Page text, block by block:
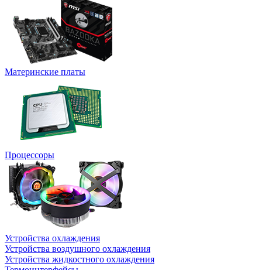
Материнские платы
Процессоры
Устройства охлаждения
Устройства воздушного охлаждения
Устройства жидкостного охлаждения